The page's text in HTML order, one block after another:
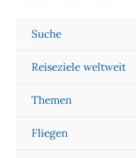
Suche
Reiseziele weltweit
Themen
Fliegen